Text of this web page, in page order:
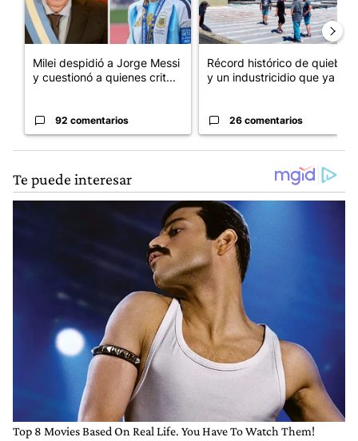
Milei despidió a Jorge Messi
y cuestionó a quienes crit...
92 comentarios
Récord histórico de quiebras
y un industricidio que ya ...
26 comentarios